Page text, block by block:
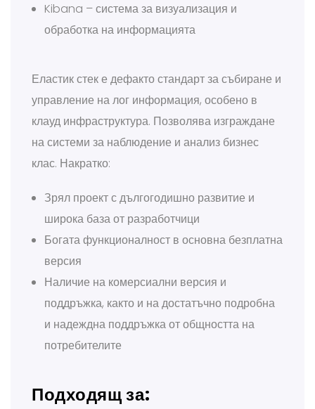
Kibana – система за визуализация и
обработка на информацията
Еластик стек е дефакто стандарт за събиране и
управление на лог информация, особено в
клауд инфраструктура. Позволява изграждане
на системи за наблюдение и анализ бизнес
клас. Накратко:
Зрял проект с дългогодишно развитие и
широка база от разработчици
Богата функционалност в основна безплатна
версия
Наличие на комерсиални версия и
поддръжка, както и на достатъчно подробна
и надеждна поддръжка от общността на
потребителите
Подходящ за: